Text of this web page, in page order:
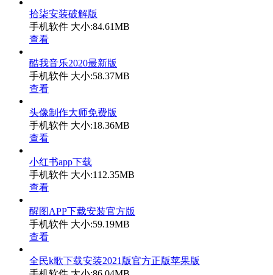
拾柒安装破解版
手机软件 大小:84.61MB
查看
酷我音乐2020最新版
手机软件 大小:58.37MB
查看
头像制作大师免费版
手机软件 大小:18.36MB
查看
小红书app下载
手机软件 大小:112.35MB
查看
醒图APP下载安装官方版
手机软件 大小:59.19MB
查看
全民k歌下载安装2021版官方正版苹果版